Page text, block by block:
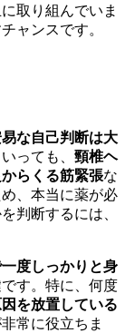
取り組んでいま
ャンスです。
な自己判断は大
っても、 頸椎ヘ
らくる筋緊張な
、本当に薬が必
判断するには、
度しっかりと身
す。特に、何度
を放置している
常に役立ちま